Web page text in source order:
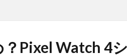
Pixel Watch 4